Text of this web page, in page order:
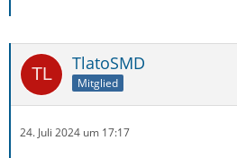
TlatoSMD
Mitglied
24. Juli 2024 um 17:17